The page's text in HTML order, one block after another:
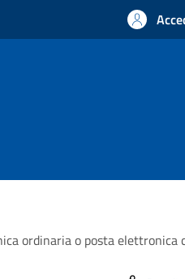
ordinaria o posta elettronica